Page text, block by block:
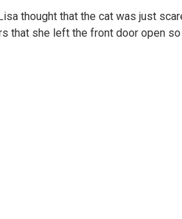
thought that the cat was just
that she left the front door open